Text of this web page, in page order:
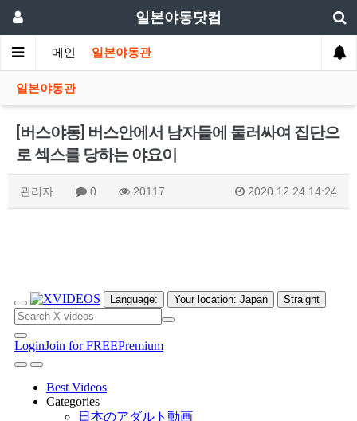
일본야동닷컴
메인 일본야동관
일본야동관
[버스야동] 버스안에서 남자들에 둘러싸여 집단으
로 섹스를 당하는 야요이
관리자 0 20117 2020.12.24 14:24